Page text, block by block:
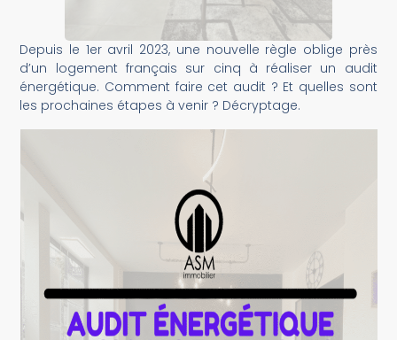
Depuis le 1er avril 2023, une nouvelle règle oblige près
d’un logement français sur cinq à réaliser un audit
énergétique. Comment faire cet audit ? Et quelles sont
les prochaines étapes à venir ? Décryptage.